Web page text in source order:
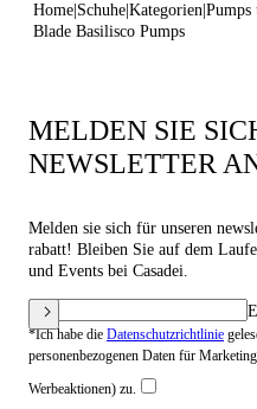
Home Schuhe Kategorien Pumps
Blade Basilisco Pumps
MELDEN SIE
NEWSLETTER
Melden sie sich für unseren
rabatt! Bleiben Sie auf dem
und Events bei Casadei.
*Ich habe die Datenschutzrichtlinie
personenbezogenen Daten für
Werbeaktionen) zu.